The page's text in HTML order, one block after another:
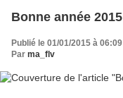
Bonne année 2015
Publié le 01/01/2015 à 06:09
Par ma_flv